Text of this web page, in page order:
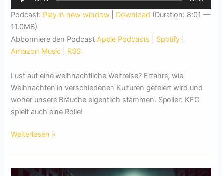
Podcast: Play in new window Download (Duration: 8:01 —
11.0MB)
Abbonniere den PodcastApple Podcasts Spotify
Amazon Music
RSS
Lust auf eine weihnachtliche Weltreise? Erfahre, wie
Weihnachten in verschiedenen Kulturen gefeiert wird und
woher unsere Bräuche eigentlich stammen. Spoiler: KFC
spielt auch eine Rolle!
Die
von
Weihnachten:
Weiterlesen »